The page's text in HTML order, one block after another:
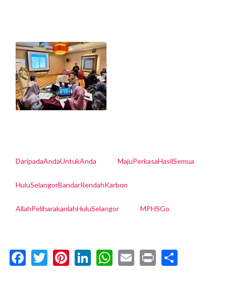
DaripadaAndaUntukAnda MajuPerkasaHasilSemua
HuluSelangorBandarRendahKarbon
AllahPeliharakanlahHuluSelangor MPHSGo
Facebook
Twitter
Pinterest
LinkedIn
WhatsApp
Email
Print